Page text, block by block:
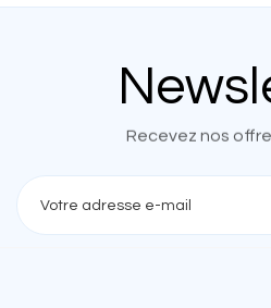
Recevez nos